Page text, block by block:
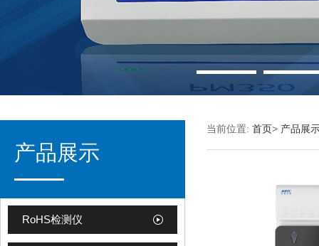
产品展示
RoHS检测仪
当前位置: 首页> 产品展